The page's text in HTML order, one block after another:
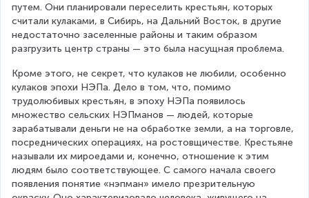
путем. Они планировали переселить крестьян, которых
считали кулаками, в Сибирь, на Дальний Восток, в другие
недостаточно заселенные районы и таким образом
разгрузить центр страны — это была насущная проблема.
Кроме этого, не секрет, что кулаков не любили, особенно
кулаков эпохи НЭПа. Дело в том, что, помимо
трудолюбивых крестьян, в эпоху НЭПа появилось
множество сельских НЭПманов — людей, которые
зарабатывали деньги не на обработке земли, а на торговле,
посреднических операциях, на ростовщичестве. Крестьяне
называли их мироедами и, конечно, отношение к этим
людям было соответствующее. С самого начала своего
появления понятие «нэпман» имело презрительную